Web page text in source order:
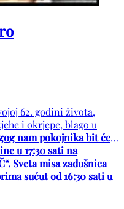
62. godini života,
i okrjepe, blago u
nam pokojnika bit će
u 17:30 sati na
Sveta misa zadušnica
sućut od 16:30 sati u